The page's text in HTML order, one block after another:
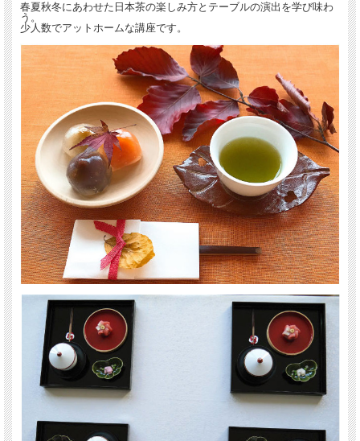
春夏秋冬にあわせた日本茶の楽しみ方とテーブルの演出を学び味わ
う。
少人数でアットホームな講座です。